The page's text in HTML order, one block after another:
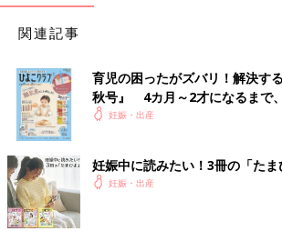
関連記事
育児の困ったがズバリ！解決す
秋号』 4カ月～2才になるまで
いっぱい！
妊娠・出産
妊娠中に読みたい！3冊の「たま
妊娠・出産